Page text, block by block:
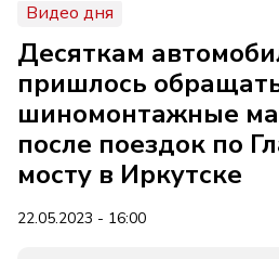
Видео дня
Десяткам
пришлось
шиномонтажные
после поездок по
мосту в Иркутске
22.05.2023 - 16:00